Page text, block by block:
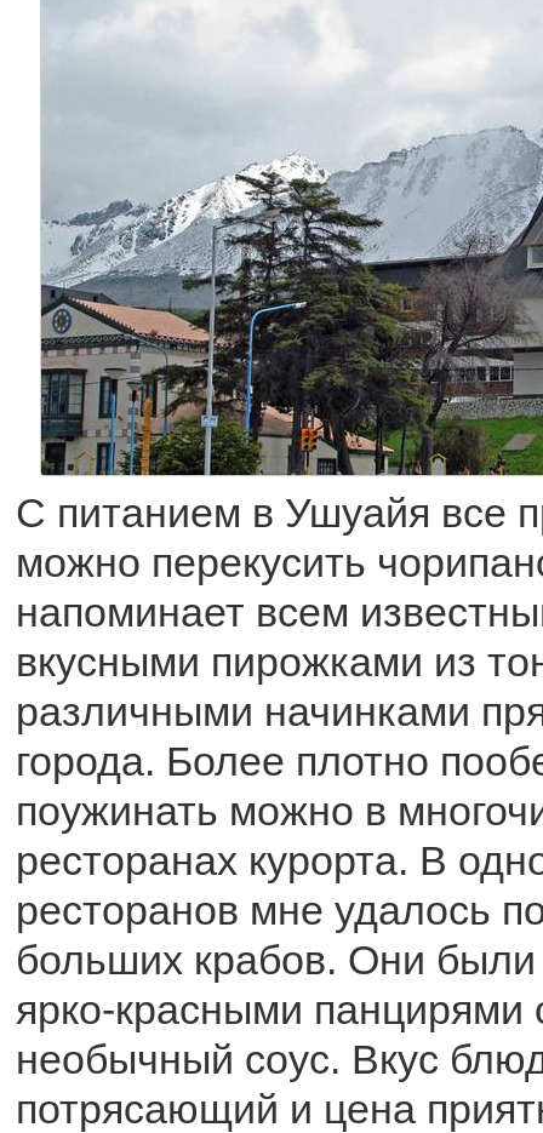
С питанием в Ушуайя все
можно перекусить
напоминает всем
вкусными пирожками из
различными начинками
города. Более плотно
поужинать можно в
ресторанах курорта. В
ресторанов мне удалось
больших крабов. Они
ярко-красными
необычный соус. Вкус
потрясающий и цена